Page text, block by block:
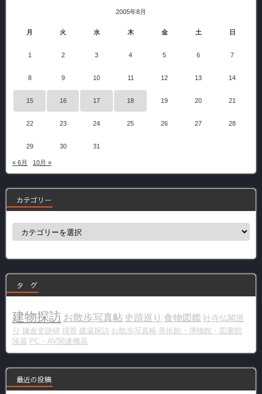
2005年8月
月 火 水 木 金 土 日
1 2 3 4 5 6 7
8 9 10 11 12 13 14
15 16 17 18 19 20 21
22 23 24 25 26 27 28
29 30 31
« 6月 10月 »
カテゴリー
カ
ー
タ グ
建物探訪 お散歩写真帖 史蹟巡り 食物図鑑 社寺仏閣巡
り 鎌倉史跡碑 掃苔 建築探訪 お散歩写真帳 美術館・博物館・図書館
陵墓 PC・AV関連機器
最近の投稿